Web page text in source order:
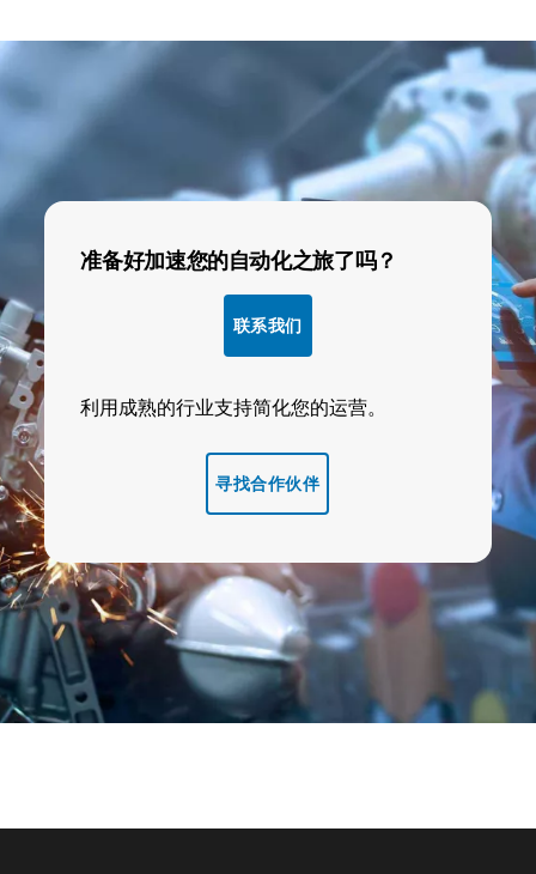
准备好加速您的自动化之旅了吗？
联系我们
利用成熟的行业支持简化您的运营。
寻找合作伙伴